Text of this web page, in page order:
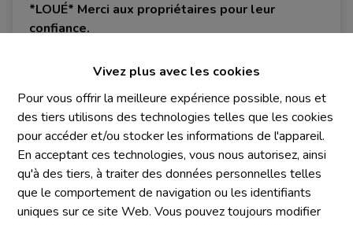
Vivez plus avec les cookies
Pour vous offrir la meilleure expérience possible, nous et
des tiers utilisons des technologies telles que les cookies
pour accéder et/ou stocker les informations de l'appareil.
En acceptant ces technologies, vous nous autorisez, ainsi
qu'à des tiers, à traiter des données personnelles telles
que le comportement de navigation ou les identifiants
uniques sur ce site Web. Vous pouvez toujours modifier
*LOUÉ* Merci aux propriétaires pour leur
confiance.
4 1 1